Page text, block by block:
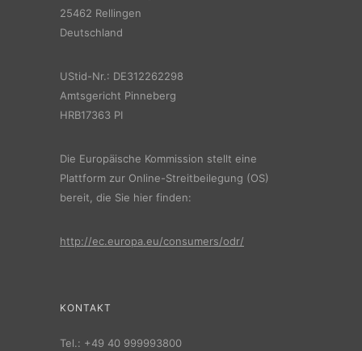
25462 Rellingen
Deutschland
UStid-Nr.: DE312262298
Amtsgericht Pinneberg
HRB17363 PI
Die Europäische Kommission stellt eine
Plattform zur Online-Streitbeilegung (OS)
bereit, die Sie hier finden:
http://ec.europa.eu/consumers/odr/
KONTAKT
Tel.: +49 40 999993800